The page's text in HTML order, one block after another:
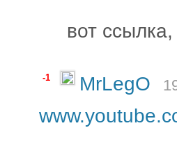
вот
-1 MrLegO